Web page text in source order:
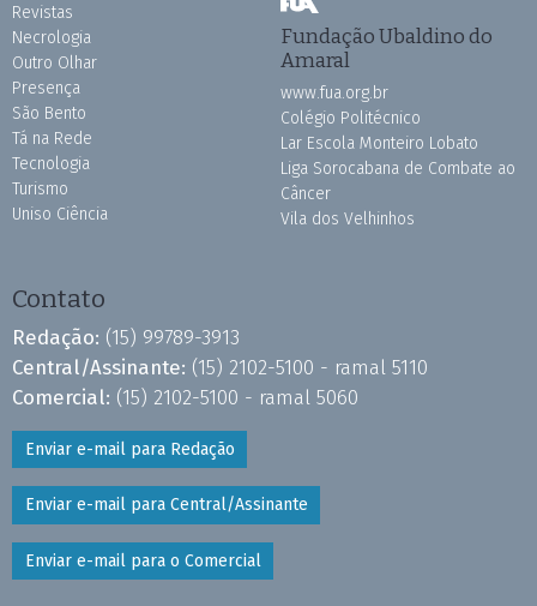
Revistas
Necrologia
Outro Olhar
Presença
São Bento
Tá na Rede
Tecnologia
Turismo
Uniso Ciência
Fundação Ubaldino do
Amaral
www.fua.org.br
Colégio Politécnico
Lar Escola Monteiro Lobato
Liga Sorocabana de Combate ao
Câncer
Vila dos Velhinhos
Contato
Redação: (15) 99789-3913
Central/Assinante: (15) 2102-5100 - ramal 5110
Comercial: (15) 2102-5100 - ramal 5060
Enviar e-mail para Redação
Enviar e-mail para Central/Assinante
Enviar e-mail para o Comercial